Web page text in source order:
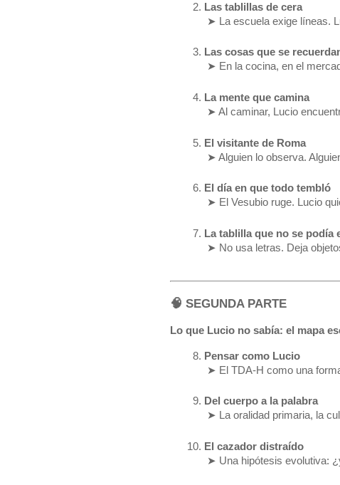
Las tablillas de cera
➤ La escuela exige líneas.
Las cosas que se
➤ En la cocina, en el
La mente que camina
➤ Al caminar, Lucio
El visitante de Roma
➤ Alguien lo observa.
El día en que todo tembló
➤ El Vesubio ruge. Lucio
La tablilla que no se podía
➤ No usa letras. Deja
🧠 SEGUNDA PARTE
Lo que Lucio no sabía: el mapa
Pensar como Lucio
➤ El TDA-H como una
Del cuerpo a la palabra
➤ La oralidad primaria, la
El cazador distraído
➤ Una hipótesis evolutiva: